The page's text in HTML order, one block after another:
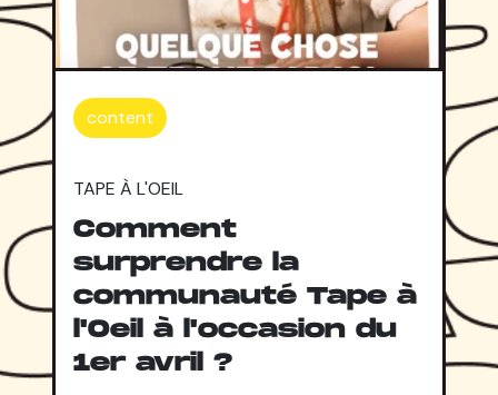
content
TAPE À L'OEIL
Comment
surprendre la
communauté Tape à
l'Oeil à l'occasion du
1er avril ?